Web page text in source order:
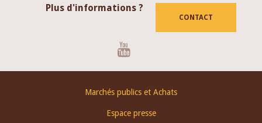
Plus d'informations ?
CONTACT
Marchés publics et Achats
Espace presse